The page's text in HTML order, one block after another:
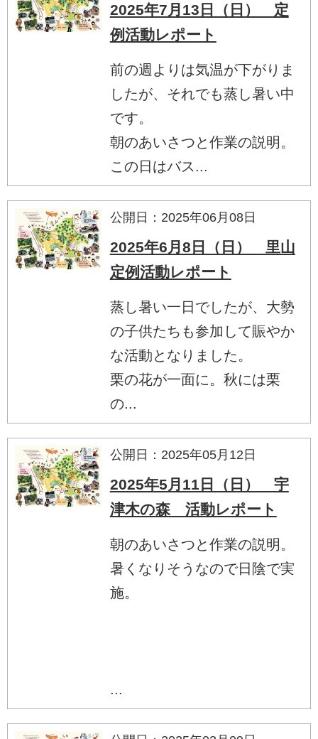
2025年7月13日（日） 定
例活動レポート
前の週よりは気温が下がりま
したが、それでも蒸し暑い中
です。
朝のあいさつと作業の説明。
この日はバス...
公開日：2025年06月08日
2025年6月8日（日） 里山
定例活動レポート
蒸し暑い一日でしたが、大勢
の子供たちも参加して賑やか
な活動となりました。
栗の花が一面に。秋には栗
の...
公開日：2025年05月12日
2025年5月11日（日） 宇
津木の森 活動レポート
朝のあいさつと作業の説明。
暑くなりそうなので日陰で実
施。
...